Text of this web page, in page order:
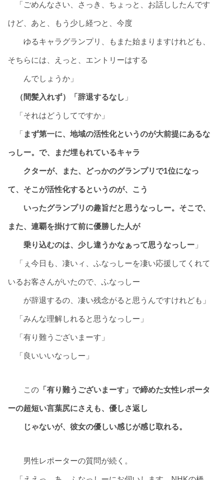
「ごめんなさい、さっき、ちょっと、お話ししたんです
けど、あと、もう少し経つと、今度
ゆるキャラグランプリ、もまた始まりますけれども、
そちらには、えっと、エントリーはする
んでしょうか」
（間髪入れず）「辞退するなし 」
「それはどうしてですか」
「 まず第一に、地域の活性化というのが大前提にあるな
っしー。で、まだ埋もれているキャラ
クターが、また、どっかのグランプリで1位になっ
て、そこが活性化するというのが、こう
いったグランプリの趣旨だと思うなっしー。そこで、
また、連覇を掛けて前に優勝した人が
乗り込むのは、少し違うかなぁって思うなっしー 」
「ぇ今日も、凄いィ、ふなっしーを凄い応援してくれて
いるお客さんがいたので、ふなっしー
が辞退するの、凄い残念がると思うんですけれども」
「みんな理解しれると思うなっしー」
「有り難うございまーす」
「良いいいなっしー」
この 「有り難うございまーす」で締めた女性レポータ
ーの超短い言葉尻にさえも、優しさ返し
じゃないが、彼女の優しい感じが感じ取れる。
男性レポーターの質問が続く。